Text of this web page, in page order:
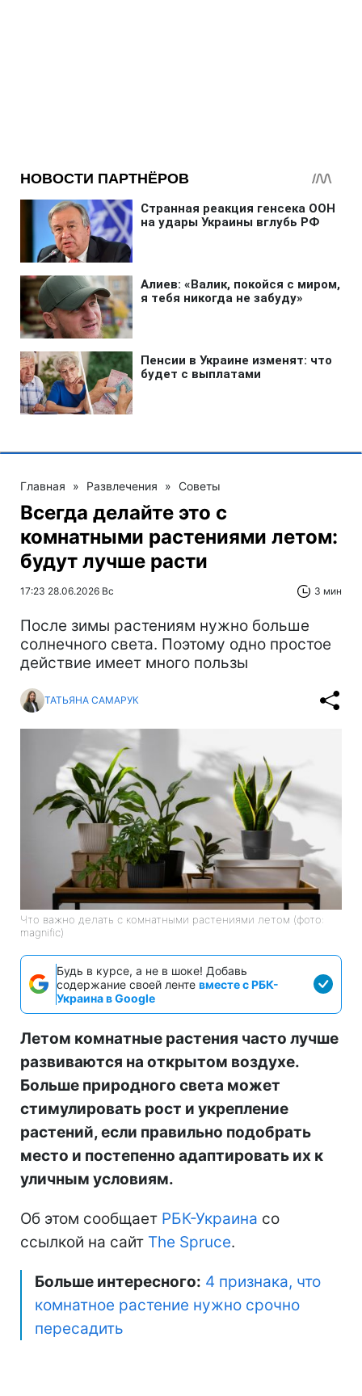
Главная » Развлечения » Советы
Всегда делайте это с
комнатными растениями летом:
будут лучше расти
17:23 28.06.2026 Вс 3 мин
После зимы растениям нужно больше
солнечного света. Поэтому одно простое
действие имеет много пользы
ТАТЬЯНА САМАРУК
Что важно делать с комнатными растениями летом (фото:
magnific)
Будь в курсе, а не в шоке! Добавь
содержание своей ленте вместе с РБК-
Украина в Google
Летом комнатные растения часто лучше
развиваются на открытом воздухе.
Больше природного света может
стимулировать рост и укрепление
растений, если правильно подобрать
место и постепенно адаптировать их к
уличным условиям.
Об этом сообщает РБК-Украина со
ссылкой на сайт The Spruce.
Больше интересного: 4 признака, что
комнатное растение нужно срочно
пересадить